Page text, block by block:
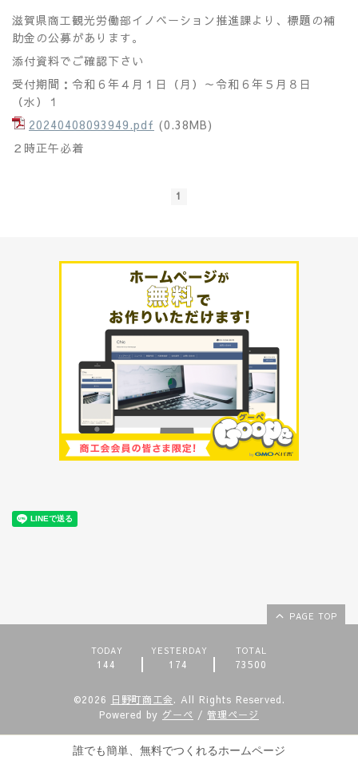
滋賀県商工観光労働部イノベーション推進課より、標題の補
助金の公募があります。
添付資料でご確認下さい
受付期間：令和６年４月１日（月）～令和６年５月８日
（水）１
20240408093949.pdf (0.38MB)
２時正午必着
1
PAGE TOP
TODAY
144
YESTERDAY
174
TOTAL
73500
©2026 日野町商工会. All Rights Reserved.
Powered by グーペ / 管理ページ
誰でも簡単、無料でつくれるホームページ